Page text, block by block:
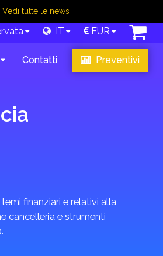
Vedi tutte le news
IT EUR
Contatti Preventivi
finanziari e relativi alla
cancelleria e strumenti